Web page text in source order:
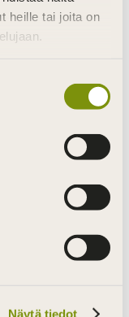
heille tai joita on
Näytä tiedot